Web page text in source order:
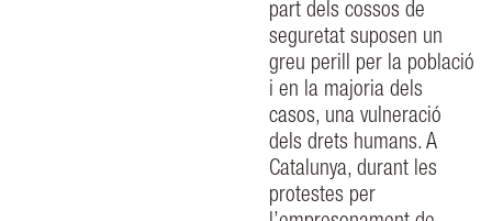
part dels cossos de
seguretat suposen un
greu perill per la població
i en la majoria dels
casos, una vulneració
dels drets humans. A
Catalunya, durant les
protestes per